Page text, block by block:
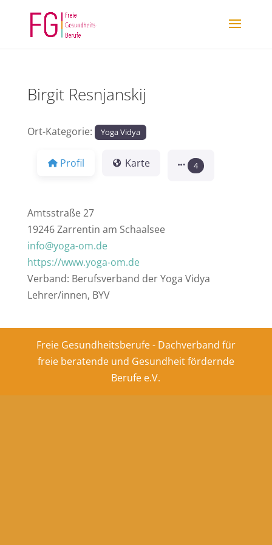
Birgit Resnjanskij
Ort-Kategorie: Yoga Vidya
Profil Karte 4
Amtsstraße 27
19246 Zarrentin am Schaalsee
info@yoga-om.de
https://www.yoga-om.de
Verband: Berufsverband der Yoga Vidya
Lehrer/innen, BYV
Freie Gesundheitsberufe - Dachverband für
freie beratende und Gesundheit fördernde
Berufe e.V.